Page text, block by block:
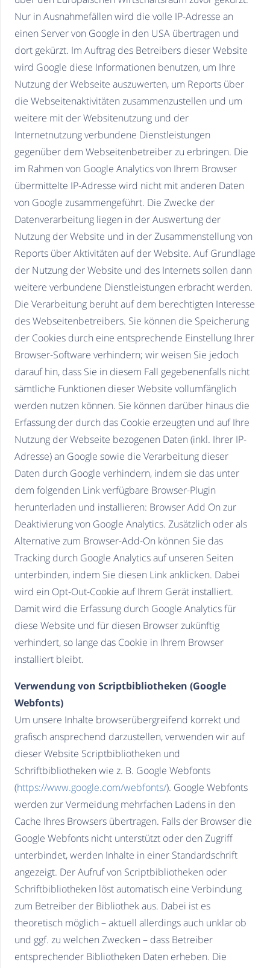
Nur in Ausnahmefällen wird die volle IP-Adresse an
einen Server von Google in den USA übertragen und
dort gekürzt. Im Auftrag des Betreibers dieser Website
wird Google diese Informationen benutzen, um Ihre
Nutzung der Webseite auszuwerten, um Reports über
die Webseitenaktivitäten zusammenzustellen und um
weitere mit der Websitenutzung und der
Internetnutzung verbundene Dienstleistungen
gegenüber dem Webseitenbetreiber zu erbringen. Die
im Rahmen von Google Analytics von Ihrem Browser
übermittelte IP-Adresse wird nicht mit anderen Daten
von Google zusammengeführt. Die Zwecke der
Datenverarbeitung liegen in der Auswertung der
Nutzung der Website und in der Zusammenstellung von
Reports über Aktivitäten auf der Website. Auf Grundlage
der Nutzung der Website und des Internets sollen dann
weitere verbundene Dienstleistungen erbracht werden.
Die Verarbeitung beruht auf dem berechtigten Interesse
des Webseitenbetreibers. Sie können die Speicherung
der Cookies durch eine entsprechende Einstellung Ihrer
Browser-Software verhindern; wir weisen Sie jedoch
darauf hin, dass Sie in diesem Fall gegebenenfalls nicht
sämtliche Funktionen dieser Website vollumfänglich
werden nutzen können. Sie können darüber hinaus die
Erfassung der durch das Cookie erzeugten und auf Ihre
Nutzung der Webseite bezogenen Daten (inkl. Ihrer IP-
Adresse) an Google sowie die Verarbeitung dieser
Daten durch Google verhindern, indem sie das unter
dem folgenden Link verfügbare Browser-Plugin
herunterladen und installieren: Browser Add On zur
Deaktivierung von Google Analytics. Zusätzlich oder als
Alternative zum Browser-Add-On können Sie das
Tracking durch Google Analytics auf unseren Seiten
unterbinden, indem Sie diesen Link anklicken. Dabei
wird ein Opt-Out-Cookie auf Ihrem Gerät installiert.
Damit wird die Erfassung durch Google Analytics für
diese Website und für diesen Browser zukünftig
verhindert, so lange das Cookie in Ihrem Browser
installiert bleibt.
Verwendung von Scriptbibliotheken (Google
Webfonts)
Um unsere Inhalte browserübergreifend korrekt und
grafisch ansprechend darzustellen, verwenden wir auf
dieser Website Scriptbibliotheken und
Schriftbibliotheken wie z. B. Google Webfonts
(https://www.google.com/webfonts/). Google Webfonts
werden zur Vermeidung mehrfachen Ladens in den
Cache Ihres Browsers übertragen. Falls der Browser die
Google Webfonts nicht unterstützt oder den Zugriff
unterbindet, werden Inhalte in einer Standardschrift
angezeigt. Der Aufruf von Scriptbibliotheken oder
Schriftbibliotheken löst automatisch eine Verbindung
zum Betreiber der Bibliothek aus. Dabei ist es
theoretisch möglich – aktuell allerdings auch unklar ob
und ggf. zu welchen Zwecken – dass Betreiber
entsprechender Bibliotheken Daten erheben. Die